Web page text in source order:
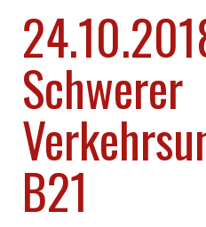
Schwerer
B21